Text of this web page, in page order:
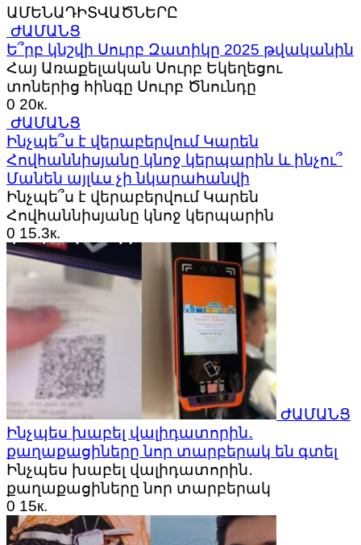
ԱՄԵՆԱԴԻՏՎԱԾՆԵՐԸ
ԺԱՄԱՆՑ
Ե՞րբ կնշվի Սուրբ Զատիկը 2025 թվականին
Հայ Առաքելական Սուրբ Եկեղեցու
տոներից հինգը Սուրբ Ծնունդը
0 20к.
ԺԱՄԱՆՑ
Ինչպե՞ս է վերաբերվում Կարեն
Հովհաննիսյանը կնոջ կերպարին և ինչու՞
Մանեն այլևս չի նկարահանվի
Ինչպե՞ս է վերաբերվում Կարեն
Հովհաննիսյանը կնոջ կերպարին
0 15.3к.
ԺԱՄԱՆՑ
Ինչպես խաբել վալիդատորին․
քաղաքացիները նոր տարբերակ են գտել
Ինչպես խաբել վալիդատորին․
քաղաքացիները նոր տարբերակ
0 15к.